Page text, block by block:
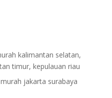
kalimantan selatan,
timur, kepulauan riau
jakarta surabaya